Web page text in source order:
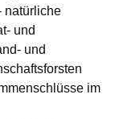
natürliche
und
und
im